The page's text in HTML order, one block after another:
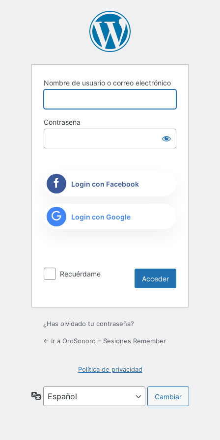
Nombre de usuario o correo electrónico
Contraseña
Login con Facebook
Login con Google
Recuérdame
¿Has olvidado tu contraseña?
← Ir a OroSonoro – Sesiones Remember
Política de privacidad
Idioma